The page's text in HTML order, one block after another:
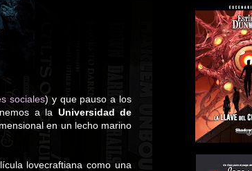
sociales) y que pauso a los
a la Universidad de
en un lecho marino
lovecraftiana como una